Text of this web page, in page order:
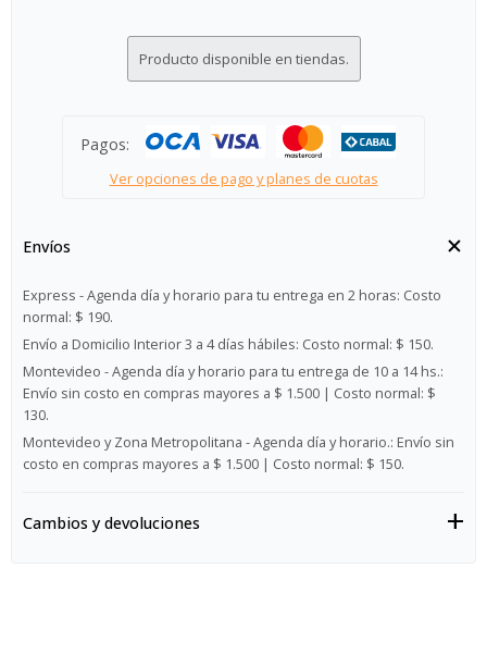
Producto disponible en tiendas.
Pagos:
Ver opciones de pago y planes de cuotas
Envíos
Express - Agenda día y horario para tu entrega en 2 horas: Costo
normal: $ 190.
Envío a Domicilio Interior 3 a 4 días hábiles: Costo normal: $ 150.
Montevideo - Agenda día y horario para tu entrega de 10 a 14 hs.:
Envío sin costo en compras mayores a $ 1.500 | Costo normal: $
130.
Montevideo y Zona Metropolitana - Agenda día y horario.: Envío sin
costo en compras mayores a $ 1.500 | Costo normal: $ 150.
Cambios y devoluciones